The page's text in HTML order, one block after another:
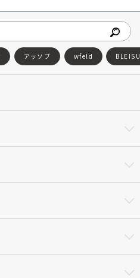
アッソブ wfeld